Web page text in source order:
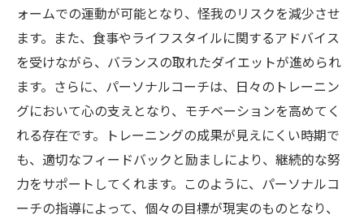
ォームでの運動が可能となり、怪我のリスクを減少させ
ます。また、食事やライフスタイルに関するアドバイス
を受けながら、バランスの取れたダイエットが進められ
ます。さらに、パーソナルコーチは、日々のトレーニン
グにおいて心の支えとなり、モチベーションを高めてく
れる存在です。トレーニングの成果が見えにくい時期で
も、適切なフィードバックと励ましにより、継続的な努
力をサポートしてくれます。このように、パーソナルコ
ーチの指導によって、個々の目標が現実のものとなり、